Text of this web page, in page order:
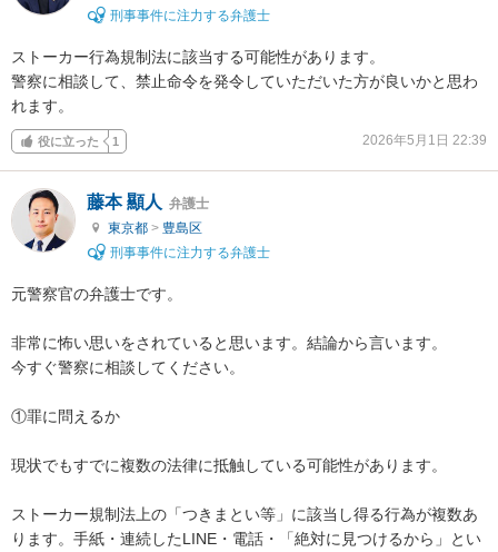
刑事事件に注力する弁護士
ストーカー行為規制法に該当する可能性があります。
警察に相談して、禁止命令を発令していただいた方が良いかと思わ
れます。
役に立った 1 2026年5月1日 22:39
藤本 顯人 弁護士
東京都 > 豊島区
刑事事件に注力する弁護士
元警察官の弁護士です。
非常に怖い思いをされていると思います。結論から言います。
今すぐ警察に相談してください。
①罪に問えるか
現状でもすでに複数の法律に抵触している可能性があります。
ストーカー規制法上の「つきまとい等」に該当し得る行為が複数あ
ります。手紙・連続したLINE・電話・「絶対に見つけるから」とい